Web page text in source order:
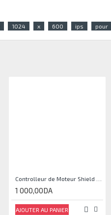
1024 x 600 ips pour
1 000,00DA
AJOUTER AU PANIER